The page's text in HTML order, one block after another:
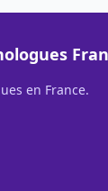
en France.